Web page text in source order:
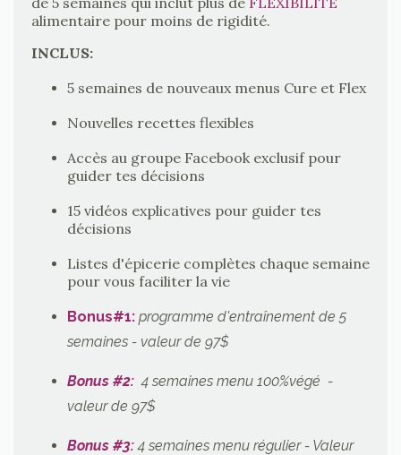
alimentaire pour moins de rigidité.
INCLUS:
5 semaines de nouveaux menus Cure et Flex
Nouvelles recettes flexibles
Accès au groupe Facebook exclusif pour
guider tes décisions
15 vidéos explicatives pour guider tes
décisions
Listes d'épicerie complètes chaque semaine
pour vous faciliter la vie
Bonus#1: programme d'entraînement de 5
semaines - valeur de 97$
Bonus #2: 4 semaines menu 100%végé -
valeur de 97$
Bonus #3: 4 semaines menu régulier - Valeur